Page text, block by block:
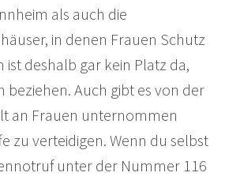
als auch die
in denen Frauen Schutz
deshalb gar kein Platz da,
beziehen. Auch gibt es von der
an Frauen unternommen
zu verteidigen. Wenn du selbst
unter der Nummer 116